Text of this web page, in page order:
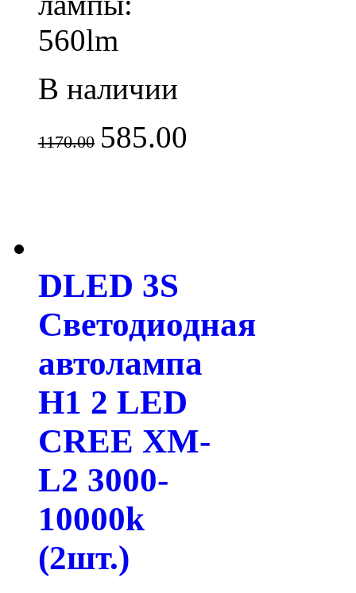
560lm
В наличии
1170.00 585.00
DLED 3S
Светодиодная
автолампа
H1 2 LED
CREE XM-
L2 3000-
10000k
(2шт.)